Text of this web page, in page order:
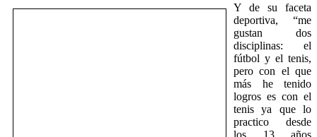
Y de su faceta
deportiva, “me
gustan dos
disciplinas: el
fútbol y el tenis,
pero con el que
más he tenido
logros es con el
tenis ya que lo
practico desde
los 13 años